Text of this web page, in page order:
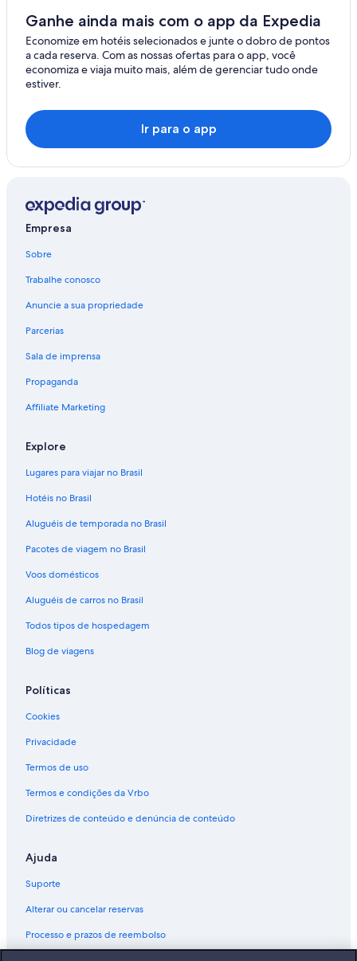
Ganhe ainda mais com o app da Expedia
Economize em hotéis selecionados e junte o dobro de pontos
a cada reserva. Com as nossas ofertas para o app, você
economiza e viaja muito mais, além de gerenciar tudo onde
estiver.
Ir para o app
Empresa
Sobre
Trabalhe conosco
Anuncie a sua propriedade
Parcerias
Sala de imprensa
Propaganda
Affiliate Marketing
Explore
Lugares para viajar no Brasil
Hotéis no Brasil
Aluguéis de temporada no Brasil
Pacotes de viagem no Brasil
Voos domésticos
Aluguéis de carros no Brasil
Todos tipos de hospedagem
Blog de viagens
Políticas
Cookies
Privacidade
Termos de uso
Termos e condições da Vrbo
Diretrizes de conteúdo e denúncia de conteúdo
Ajuda
Suporte
Alterar ou cancelar reservas
Processo e prazos de reembolso